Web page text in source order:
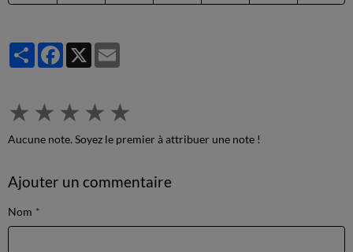
PartagerFacebook
X
★ ★ ★ ★ ★
Aucune note. Soyez le premier à attribuer une note !
Ajouter un commentaire
Nom